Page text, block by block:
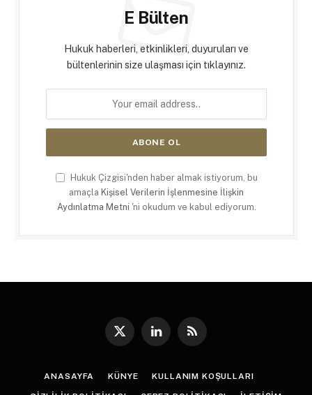
E Bülten
Hukuk haberleri, etkinlikleri, duyuruları ve
bültenlerinin size ulaşması için tıklayınız.
Hukuk Çizgisi'nden haber almak istiyorum, bu
amaçla Kişisel Verilerin İşlenmesine İlişkin
Aydınlatma Metni 'ni okudum ve kabul ediyorum.
X
LinkedInRSS
ANASAYFA KÜNYE KULLANIM KOŞULLARI